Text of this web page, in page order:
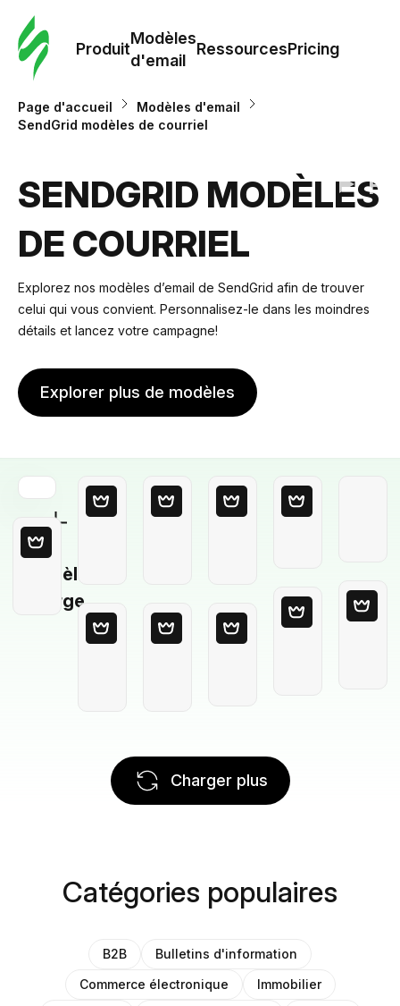
Produit
Modèles
d'email
RessourcesPricing
Page d'accueil
Modèles d'email
SendGrid modèles de courriel
SENDGRID MODÈLES
DE COURRIEL
Explorez nos modèles d’email de SendGrid afin de trouver
celui qui vous convient. Personnalisez-le dans les moindres
détails et lancez votre campagne!
Explorer plus de modèles
Modèle
Vierge
Charger plus
Catégories populaires
B2B
Bulletins d'information
Commerce électronique
Immobilier